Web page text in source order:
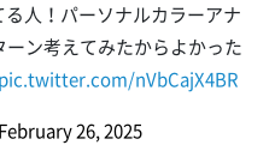
人！パーソナルカラーアナ
ン考えてみたからよかった
pic.twitter.com/nVbCajX4BR
February 26, 2025